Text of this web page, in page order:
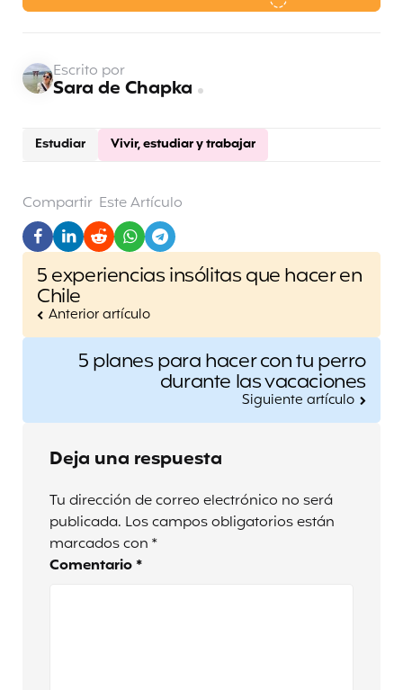
Estudiar Vivir, estudiar y trabajar
Escrito por
Sara de Chapka
Compartir Este Artículo
Post
navigation
5 experiencias insólitas que hacer en
Chile
Anterior artículo
5 planes para hacer con tu perro
durante las vacaciones
Siguiente artículo
Deja una respuesta
Tu dirección de correo electrónico no será
publicada. Los campos obligatorios están
marcados con *
Comentario *